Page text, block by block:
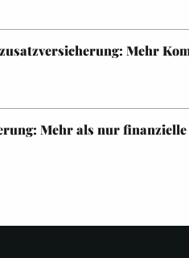
Mehr
Mehr als nur finanzielle